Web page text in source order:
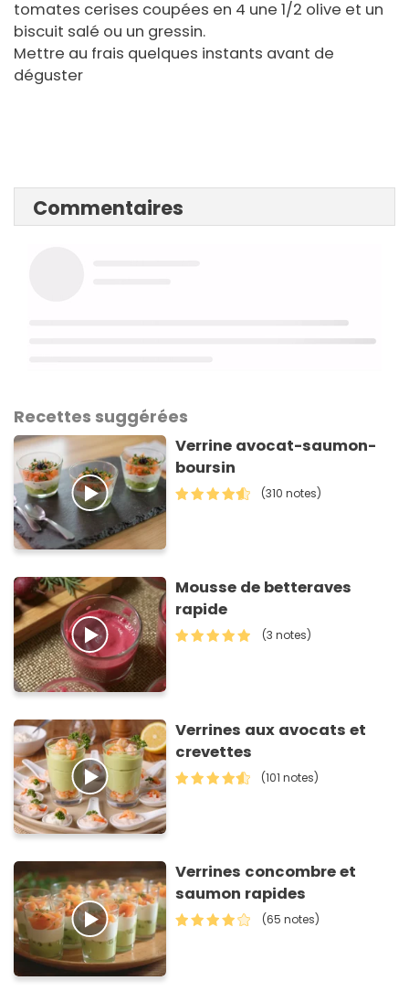
tomates cerises coupées en 4 une 1/2 olive et un
biscuit salé ou un gressin.
Mettre au frais quelques instants avant de
déguster
Commentaires
Recettes suggérées
Verrine avocat-saumon-
boursin
(310 notes)
Mousse de betteraves
rapide
(3 notes)
Verrines aux avocats et
crevettes
(101 notes)
Verrines concombre et
saumon rapides
(65 notes)